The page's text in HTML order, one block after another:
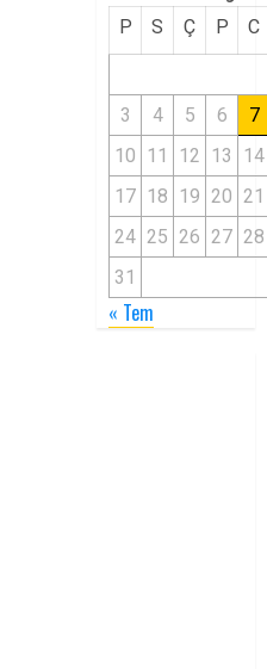
P S Ç P C
3 4 5 6
7
10 11 12 13
14
17 18 19 20 21
24 25 26 27 28
31
« Tem